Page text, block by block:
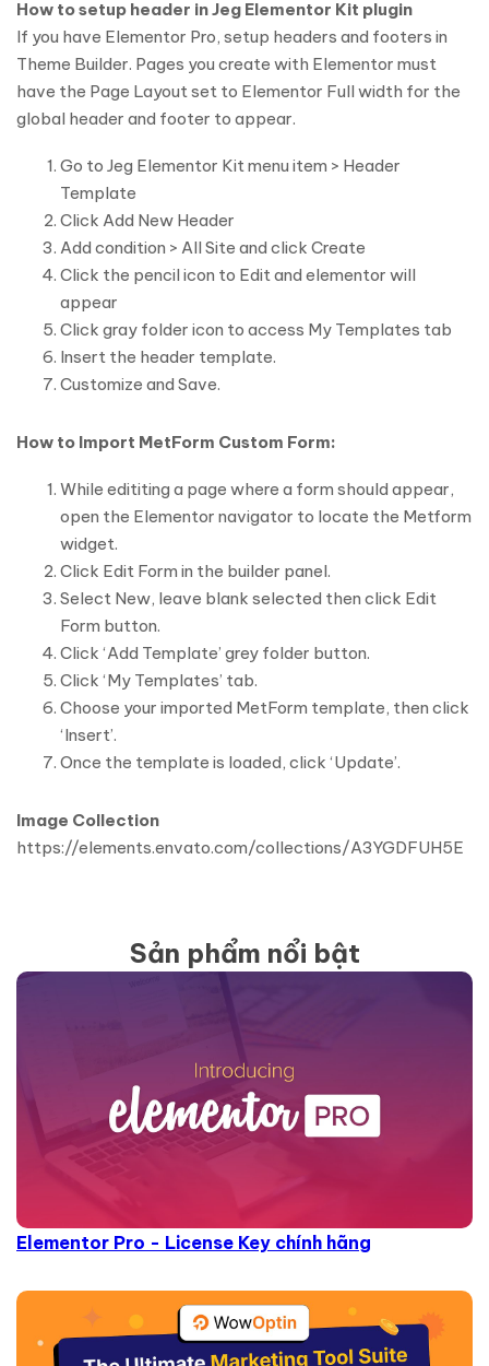
How to setup header in Jeg Elementor Kit plugin
If you have Elementor Pro, setup headers and footers in
Theme Builder. Pages you create with Elementor must
have the Page Layout set to Elementor Full width for the
global header and footer to appear.
Go to Jeg Elementor Kit menu item > Header
Template
Click Add New Header
Add condition > All Site and click Create
Click the pencil icon to Edit and elementor will
appear
Click gray folder icon to access My Templates tab
Insert the header template.
Customize and Save.
How to Import MetForm Custom Form:
While edititing a page where a form should appear,
open the Elementor navigator to locate the Metform
widget.
Click Edit Form in the builder panel.
Select New, leave blank selected then click Edit
Form button.
Click ‘Add Template’ grey folder button.
Click ‘My Templates’ tab.
Choose your imported MetForm template, then click
‘Insert’.
Once the template is loaded, click ‘Update’.
Image Collection
https://elements.envato.com/collections/A3YGDFUH5E
Sản phẩm nổi bật
Elementor Pro - License Key chính hãng